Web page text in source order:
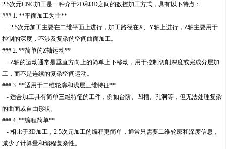
2.5次元CNC加工是一种介于2D和3D之间的数控加工方式，具有以下特点：
### 1. **平面加工为主**
- 2.5次元加工主要在二维平面上进行，加工路径在X、Y轴上进行，Z轴主要用于
控制的深度，不涉及复杂的空间曲面加工。
### 2. **简单的Z轴运动**
- Z轴的运动通常是垂直方向上的简单上下移动，用于控制切削深度或完成分层加
工，而不是连续的复杂空间运动。
### 3. **适用于二维轮廓和浅层三维特征**
- 适合加工具有简单三维特征的工件，例如台阶、凹槽、孔洞等，但无法处理复杂
的曲面或自由形状。
### 4. **编程简单**
- 相比于3D加工，2.5次元加工的编程更简单，通常只需要二维轮廓和深度信息，
减少了计算量和编程复杂性。